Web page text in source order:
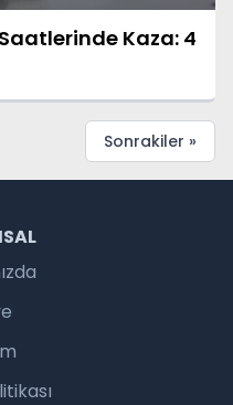
Kaza: 4
Sonrakiler »